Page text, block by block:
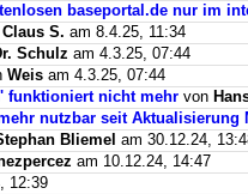
baseportal.de nur im
Claus S. am 8.4.25, 11:34
Schulz am 4.3.25, 07:44
Weis am 4.3.25, 07:44
funktioniert nicht mehr von
nutzbar seit Aktualisierung
Bliemel am 30.12.24,
am 10.12.24, 14:47
12:39